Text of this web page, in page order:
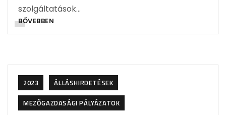
szolgáltatások…
BŐVEBBEN
2023
ÁLLÁSHIRDETÉSEK
MEZŐGAZDASÁGI PÁLYÁZATOK